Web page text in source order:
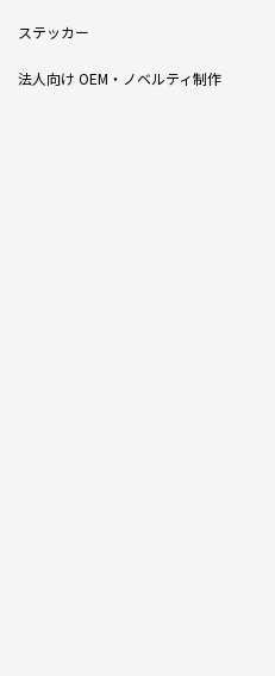
ステッカー
法人向け OEM・ノベルティ制作